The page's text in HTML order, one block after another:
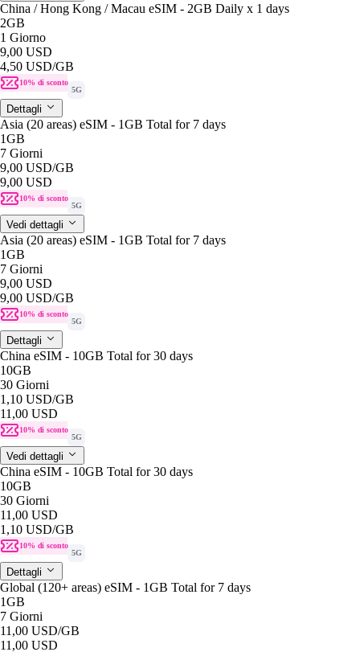
China / Hong Kong / Macau eSIM - 2GB Daily x 1 days
2GB
1 Giorno
9,00 USD
4,50 USD/GB
10% di sconto
5G
Dettagli
Asia (20 areas) eSIM - 1GB Total for 7 days
1GB
7 Giorni
9,00 USD/GB
9,00 USD
10% di sconto
5G
Vedi dettagli
Asia (20 areas) eSIM - 1GB Total for 7 days
1GB
7 Giorni
9,00 USD
9,00 USD/GB
10% di sconto
5G
Dettagli
China eSIM - 10GB Total for 30 days
10GB
30 Giorni
1,10 USD/GB
11,00 USD
10% di sconto
5G
Vedi dettagli
China eSIM - 10GB Total for 30 days
10GB
30 Giorni
11,00 USD
1,10 USD/GB
10% di sconto
5G
Dettagli
Global (120+ areas) eSIM - 1GB Total for 7 days
1GB
7 Giorni
11,00 USD/GB
11,00 USD